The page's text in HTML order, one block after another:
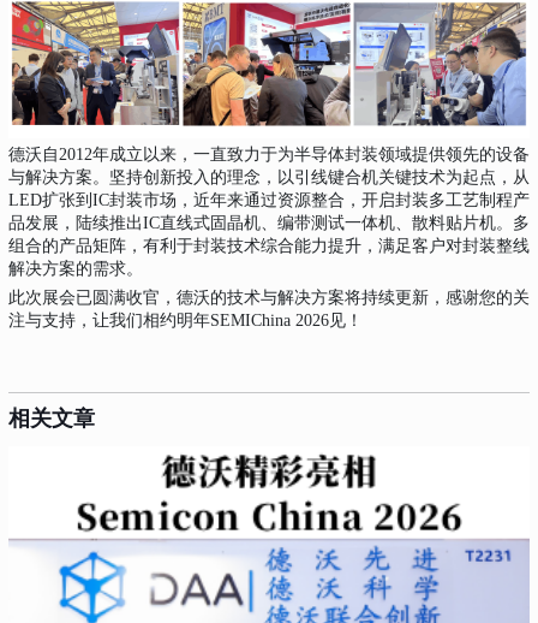
德沃自2012年成立以来，一直致力于为半导体封装领域提供领先的设备
与解决方案。坚持创新投入的理念，以引线键合机关键技术为起点，从
LED扩张到IC封装市场，近年来通过资源整合，开启封装多工艺制程产
品发展，陆续推出IC直线式固晶机、编带测试一体机、散料贴片机。多
组合的产品矩阵，有利于封装技术综合能力提升，满足客户对封装整线
解决方案的需求。
此次展会已圆满收官 ，德沃的技术与解决方案将持续更新，感谢您的关
注与支持，让我们相约明年SEMIChina 2026见！
相关文章